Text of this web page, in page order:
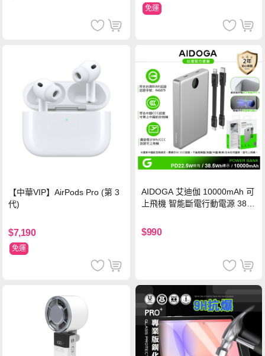
免運
【中華VIP】AirPods Pro (第 3
代)
$7,190
免運
AIDOGA 艾迪伽 10000mAh 可
上飛機 智能斷電行動電源 38.5
灣BSMI/中國CCC/歐美CE/FCC
認證
$990